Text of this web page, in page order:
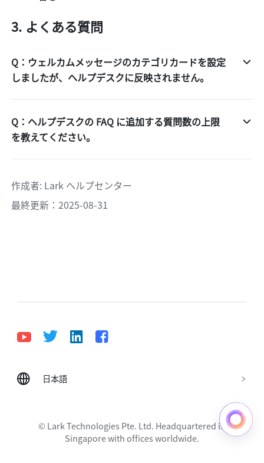
よくある質問
Q：ウェルカムメッセージのカテゴリカードを設定
しましたが、ヘルプデスクに反映されません。
Q：ヘルプデスクの FAQ に追加する質問数の上限
を教えてください。
作成者: Lark ヘルプセンター
最終更新：2025-08-31
日本語
Tiếng Việt
ไทย 한국어 日本語
中文
Русский язык
© Lark Technologies Pte. Ltd. Headquartered in
Singapore with offices worldwide.